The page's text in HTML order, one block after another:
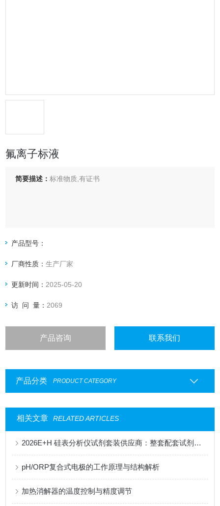
氟离子标液
简要描述：标准物质,有证书
产品型号：
厂商性质：生产厂家
更新时间： 2025-05-20
访 问 量： 2069
产品咨询 联系我们
产品分类 PRODUCT CATEGORY
相关文章 RELATED ARTICLES
2026E+H 硅表分析仪试剂套装供应商：整套配套试剂，适配电厂在线监测场景
pH/ORP复合式电极的工作原理与结构解析
加热消解器的温度控制与精度调节